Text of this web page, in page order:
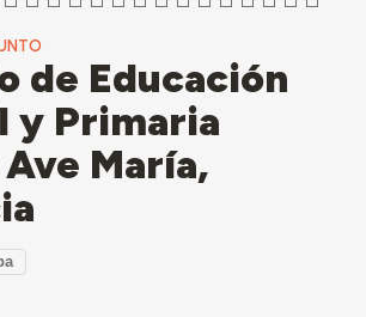
de Educación
y Primaria
María,